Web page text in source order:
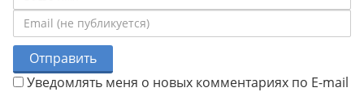
Отправить
Уведомлять меня о новых комментариях по E-mail